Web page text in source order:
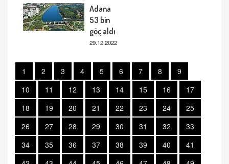
Adana
53 bin
göç aldı
29.12.2022
1 2 3 4 5 6 7 8
9
10
11 12 13 14 15 16
17
18
19 20 21 22 23 24
25
26
27 28 29 30 31 32
33
34
35 36 37 38 39 40
41